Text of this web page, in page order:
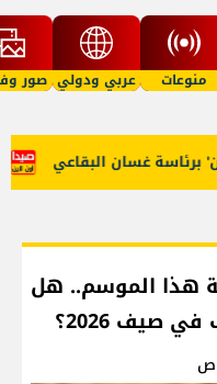
منوعات عربي ودولي صور
غسان البقاعي
هذا الموسم.. هل
صيف 2026؟